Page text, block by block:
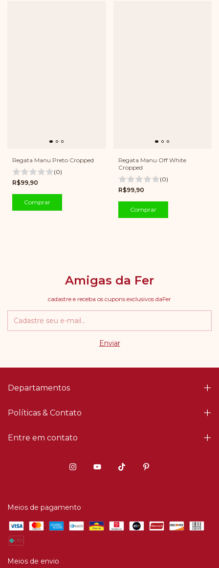
Regata Manu Preto Cropped
(0)
R$99,90
Comprar
Regata Manu Off White
Cropped
(0)
R$99,90
Comprar
Amigas da Fer
cadastre e receba os cupons exclusivos daFer
Departamentos
Políticas & Contato
Entre em contato
Meios de pagamento
Meios de envio